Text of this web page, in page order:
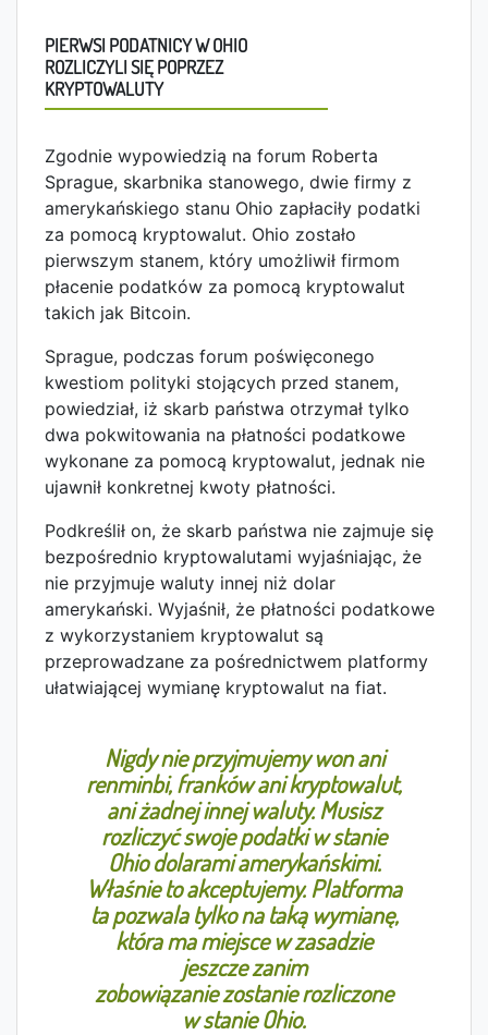
PIERWSI PODATNICY W OHIO
ROZLICZYLI SIĘ POPRZEZ
KRYPTOWALUTY
Zgodnie wypowiedzią na forum Roberta
Sprague, skarbnika stanowego, dwie firmy z
amerykańskiego stanu Ohio zapłaciły podatki
za pomocą kryptowalut. Ohio zostało
pierwszym stanem, który umożliwił firmom
płacenie podatków za pomocą kryptowalut
takich jak Bitcoin.
Sprague, podczas forum poświęconego
kwestiom polityki stojących przed stanem,
powiedział, iż skarb państwa otrzymał tylko
dwa pokwitowania na płatności podatkowe
wykonane za pomocą kryptowalut, jednak nie
ujawnił konkretnej kwoty płatności.
Podkreślił on, że skarb państwa nie zajmuje się
bezpośrednio kryptowalutami wyjaśniając, że
nie przyjmuje waluty innej niż dolar
amerykański. Wyjaśnił, że płatności podatkowe
z wykorzystaniem kryptowalut są
przeprowadzane za pośrednictwem platformy
ułatwiającej wymianę kryptowalut na fiat.
Nigdy nie przyjmujemy won ani
renminbi, franków ani kryptowalut,
ani żadnej innej waluty. Musisz
rozliczyć swoje podatki w stanie
Ohio dolarami amerykańskimi.
Właśnie to akceptujemy. Platforma
ta pozwala tylko na taką wymianę,
która ma miejsce w zasadzie
jeszcze zanim
zobowiązanie zostanie rozliczone
w stanie Ohio.